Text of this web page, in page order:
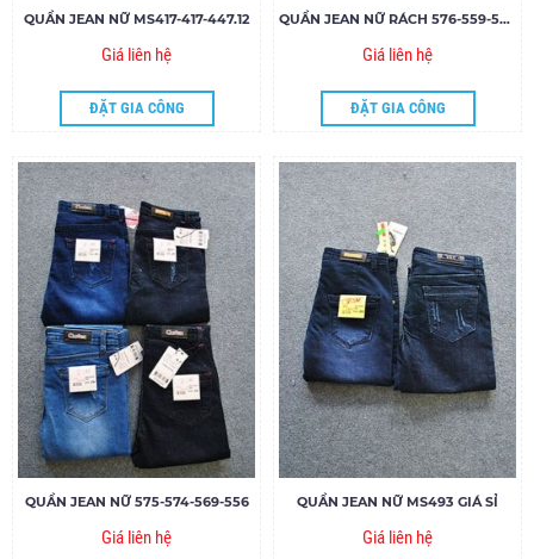
QUẦN JEAN NỮ MS417-417-447.12
Giá liên hệ
ĐẶT GIA CÔNG
QUẦN JEAN NỮ RÁCH 576-559-549.12
Giá liên hệ
ĐẶT GIA CÔNG
QUẦN JEAN NỮ 575-574-569-556
Giá liên hệ
QUẦN JEAN NỮ MS493 GIÁ SỈ
Giá liên hệ